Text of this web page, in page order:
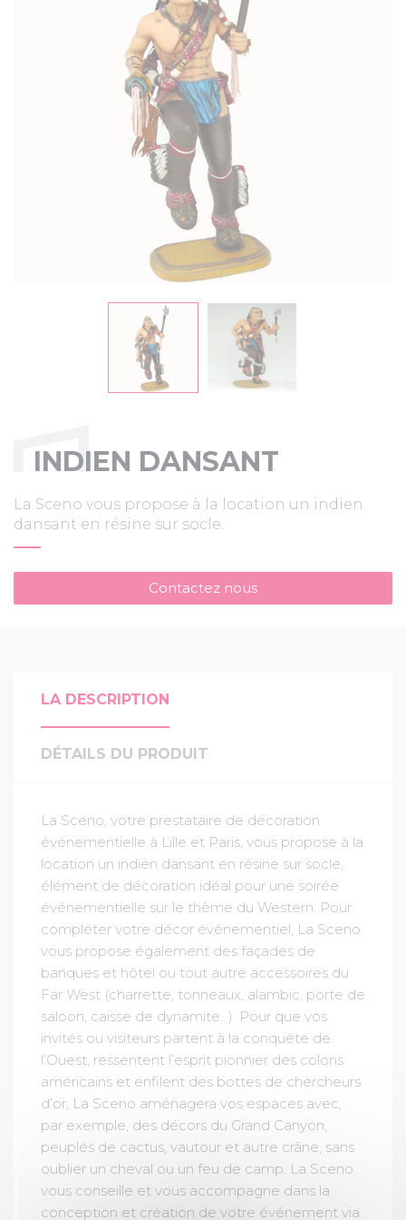
INDIEN DANSANT
La Sceno vous propose à la location un indien
dansant en résine sur socle.
Contactez nous
LA DESCRIPTION
DÉTAILS DU PRODUIT
La Sceno, votre prestataire de décoration
événementielle à Lille et Paris, vous propose à la
location un indien dansant en résine sur socle,
élément de décoration idéal pour une soirée
événementielle sur le thème du Western. Pour
compléter votre décor événementiel, La Sceno
vous propose également des façades de
banques et hôtel ou tout autre accessoires du
Far West (charrette, tonneaux, alambic, porte de
saloon, caisse de dynamite…). Pour que vos
invités ou visiteurs partent à la conquête de
l’Ouest, ressentent l’esprit pionnier des colons
américains et enfilent des bottes de chercheurs
d’or, La Sceno aménagera vos espaces avec,
par exemple, des décors du Grand Canyon,
peuplés de cactus, vautour et autre crâne, sans
oublier un cheval ou un feu de camp. La Sceno
vous conseille et vous accompagne dans la
conception et création de votre événement via